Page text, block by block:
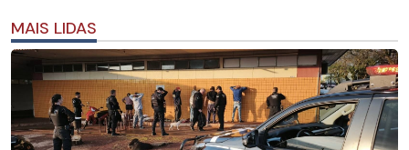
MAIS LIDAS